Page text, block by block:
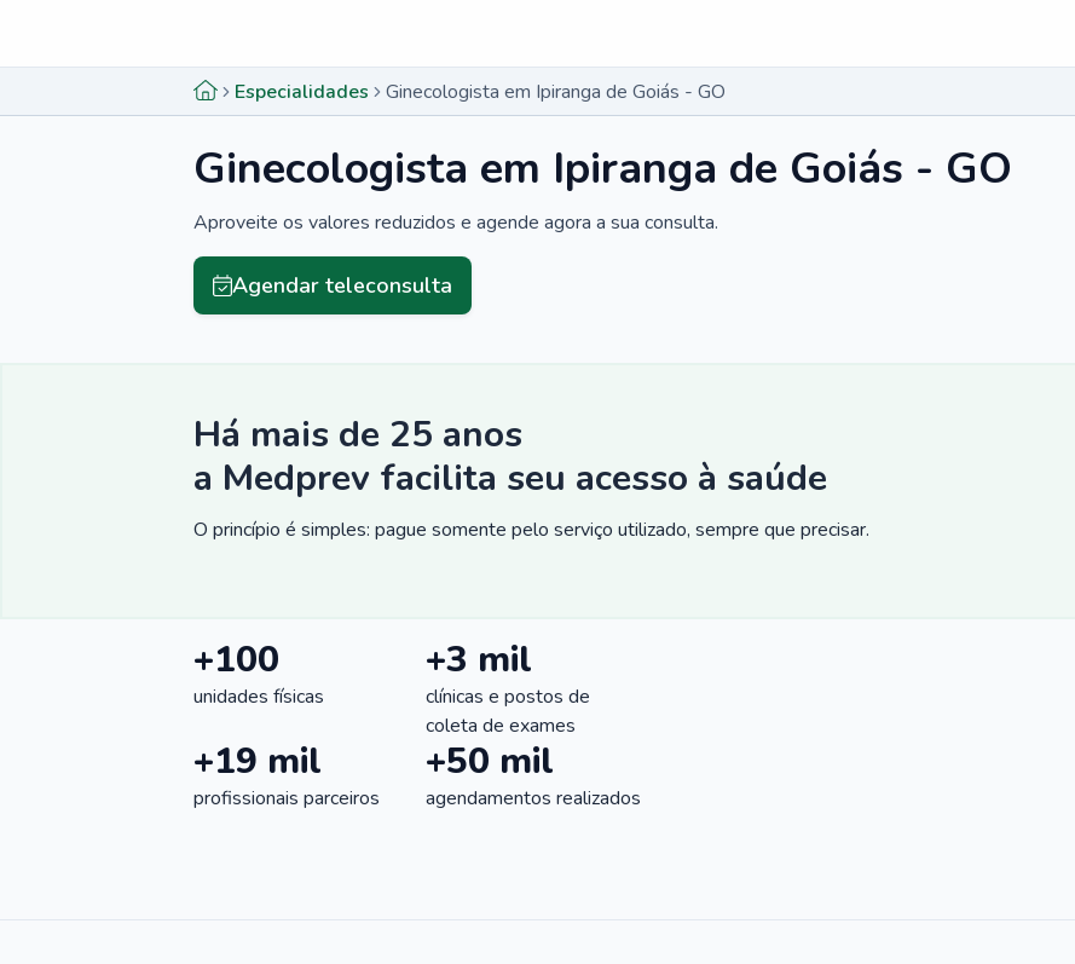
Especialidades Ginecologista em Ipiranga de Goiás - GO
Ginecologista em Ipiranga de Goiás - GO
Aproveite os valores reduzidos e agende agora a sua consulta.
Agendar teleconsulta
Há mais de 25 anos
a Medprev facilita seu acesso à saúde
O princípio é simples: pague somente pelo serviço utilizado, sempre que precisar.
+100
unidades físicas
+3 mil
clínicas e postos de
coleta de exames
+19 mil
profissionais parceiros
+50 mil
agendamentos realizados